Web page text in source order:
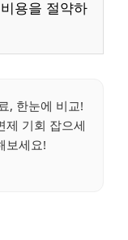
용을 절약하
, 한눈에 비교!
제 기회 잡으세
보세요!